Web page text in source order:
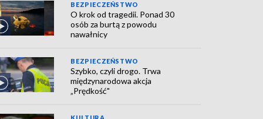
BEZPIECZEŃSTWO
O krok od tragedii. Ponad 30
osób za burtą z powodu
nawałnicy
BEZPIECZEŃSTWO
Szybko, czyli drogo. Trwa
międzynarodowa akcja
„Prędkość"